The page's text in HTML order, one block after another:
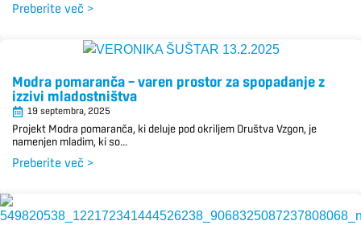
Preberite več >
Modra pomaranča − varen prostor za spopadanje z
izzivi mladostništva
19 septembra, 2025
Projekt Modra pomaranča, ki deluje pod okriljem Društva Vzgon, je
namenjen mladim, ki so...
Preberite več >